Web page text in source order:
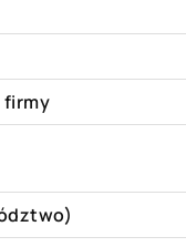
firmy